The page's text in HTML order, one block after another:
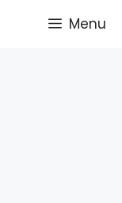
Menu